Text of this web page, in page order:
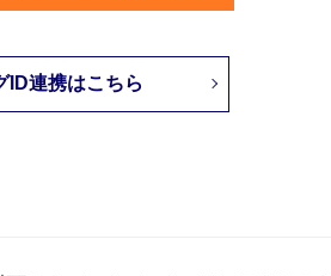
ID連携はこちら